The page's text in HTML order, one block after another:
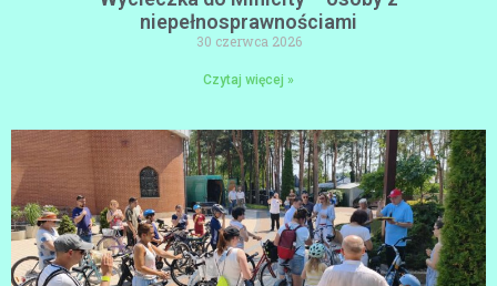
niepełnosprawnościami
30 czerwca 2026
Czytaj więcej »